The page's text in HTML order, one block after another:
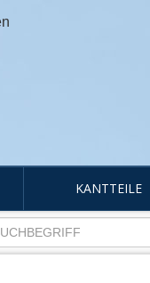
KANTTEILE